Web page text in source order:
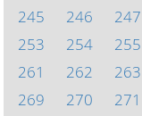
245
246 247
253
254 255
261
262 263
269
270 271